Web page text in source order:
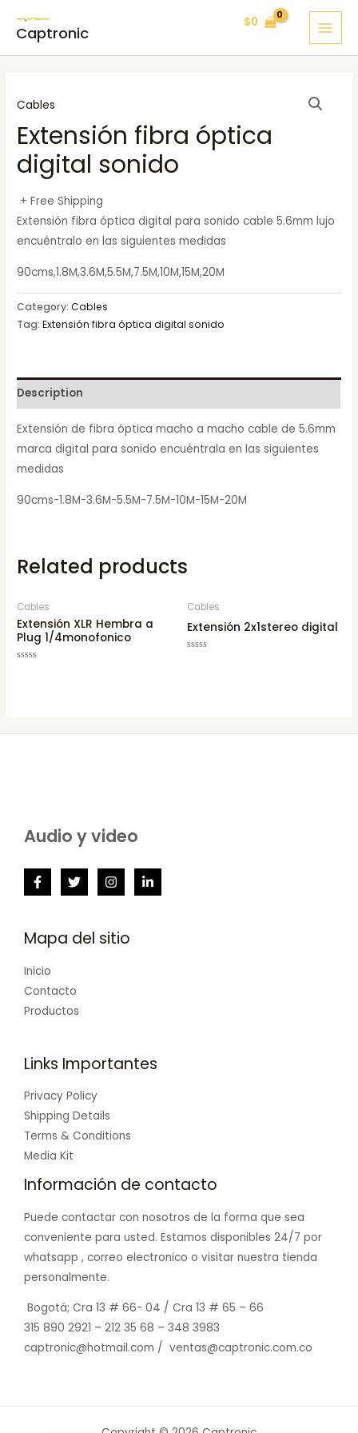
Captronic
$0
Cables
Extensión fibra óptica
digital sonido
+ Free Shipping
Extensión fibra óptica digital para sonido cable 5.6mm lujo
encuéntralo en las siguientes medidas
90cms,1.8M,3.6M,5.5M,7.5M,10M,15M,20M
Category:Cables
Tag:Extensión fibra óptica digital sonido
Description
Extensión de fibra óptica macho a macho cable de 5.6mm
marca digital para sonido encuéntrala en las siguientes
medidas
90cms-1.8M-3.6M-5.5M-7.5M-10M-15M-20M
Related products
Cables
Extensión XLR Hembra a
Plug 1/4monofonico
Cables
Extensión 2x1stereo digital
Audio y video
Mapa del sitio
Inicio
Contacto
Productos
Links Importantes
Privacy Policy
Shipping Details
Terms & Conditions
Media Kit
Información de contacto
Puede contactar con nosotros de la forma que sea
conveniente para usted. Estamos disponibles 24/7 por
whatsapp , correo electronico o visitar nuestra tienda
personalmente.
Bogotá; Cra 13 # 66- 04 / Cra 13 # 65 – 66
315 890 2921 – 212 35 68 – 348 3983
captronic@hotmail.com / ventas@captronic.com.co